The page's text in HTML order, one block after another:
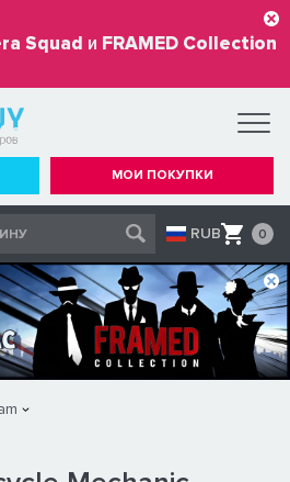
Squad и FRAMED Collection
МОИ ПОКУПКИ
RUB 0